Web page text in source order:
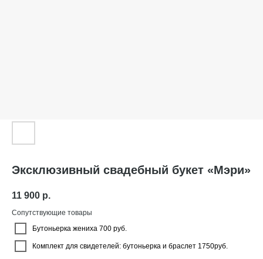
Эксклюзивный свадебный букет «Мэри»
11 900 р.
Сопутствующие товары
Бутоньерка жениха 700 руб.
Комплект для свидетелей: бутоньерка и браслет 1750руб.